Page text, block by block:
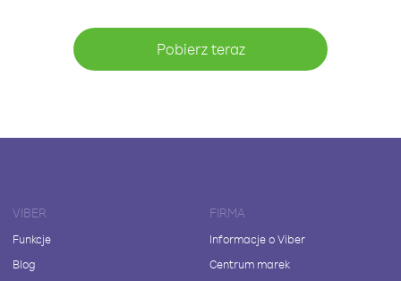
Pobierz teraz
VIBER
Funkcje
Blog
FIRMA
Informacje o Viber
Centrum marek